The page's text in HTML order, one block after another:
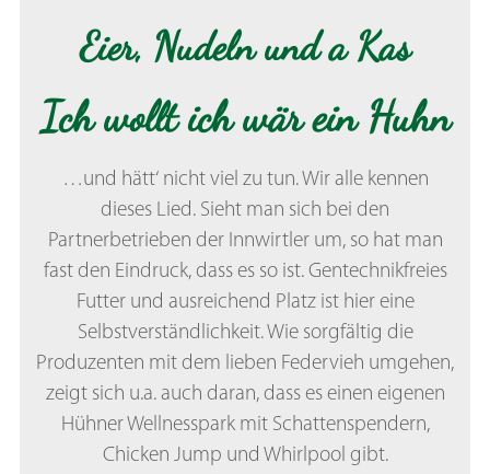
Eier, Nudeln und a Kas
Ich wollt ich wär ein Huhn
…und hätt‘ nicht viel zu tun. Wir alle kennen
dieses Lied. Sieht man sich bei den
Partnerbetrieben der Innwirtler um, so hat man
fast den Eindruck, dass es so ist. Gentechnikfreies
Futter und ausreichend Platz ist hier eine
Selbstverständlichkeit. Wie sorgfältig die
Produzenten mit dem lieben Federvieh umgehen,
zeigt sich u.a. auch daran, dass es einen eigenen
Hühner Wellnesspark mit Schattenspendern,
Chicken Jump und Whirlpool gibt.